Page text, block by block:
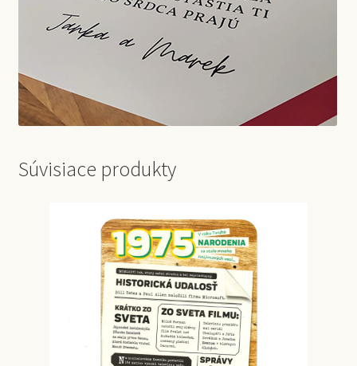
Súvisiace produkty